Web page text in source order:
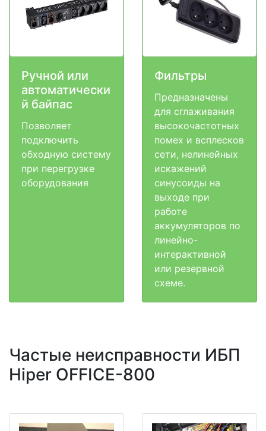
Ручной или
автоматически
й байпас
Позволяет
подключить
обходную систему
при перегрузке
оборудования
Фильтры
Предназначены
для сглаживания
высокочастотных
помех и всплесков
сети, нелинейных
искажений
синусоиды на
выходе при
работе
аккумуляторов по
линейно-
интерактивной
или резервной
схеме.
Частые неисправности ИБП
Hiper OFFICE-800